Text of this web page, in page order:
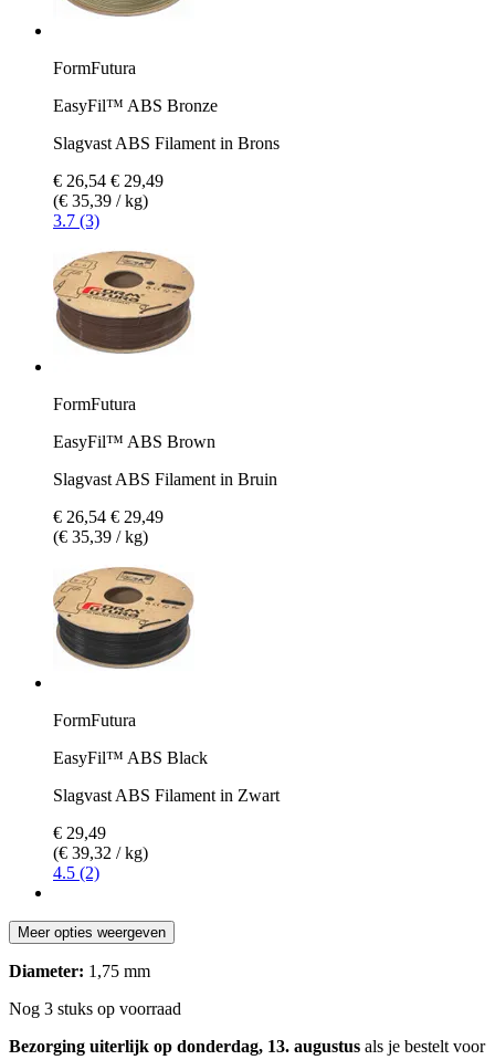
FormFutura
EasyFil™ ABS Bronze
Slagvast ABS Filament in Brons
€ 26,54 € 29,49
(€ 35,39 / kg)
3.7 (3)
FormFutura
EasyFil™ ABS Brown
Slagvast ABS Filament in Bruin
€ 26,54 € 29,49
(€ 35,39 / kg)
FormFutura
EasyFil™ ABS Black
Slagvast ABS Filament in Zwart
€ 29,49
(€ 39,32 / kg)
4.5 (2)
Meer opties weergeven
Diameter: 1,75 mm
Nog 3 stuks op voorraad
Bezorging uiterlijk op donderdag, 13. augustus als je bestelt voor